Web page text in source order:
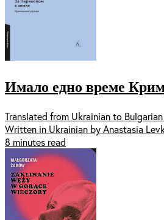
Имало едно време
Translated from Ukrainian to
Written in Ukrainian by Anastasia
8 minutes read